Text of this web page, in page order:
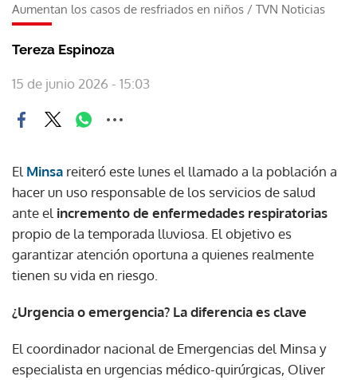
Aumentan los casos de resfriados en niños / TVN Noticias
Tereza Espinoza
15 de junio 2026 - 15:03
El Minsa reiteró este lunes el llamado a la población a
hacer un uso responsable de los servicios de salud
ante el incremento de enfermedades respiratorias
propio de la temporada lluviosa. El objetivo es
garantizar atención oportuna a quienes realmente
tienen su vida en riesgo.
¿Urgencia o emergencia? La diferencia es clave
El coordinador nacional de Emergencias del Minsa y
especialista en urgencias médico-quirúrgicas, Oliver